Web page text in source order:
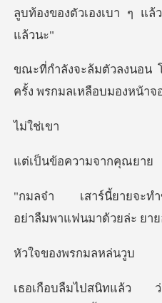
ลูบท้องของตัวเองเบา ๆ แ
ใช่
ข้อความ
อย่าลืมพาแฟนมา
องพรกม